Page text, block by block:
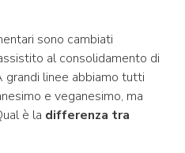
sono cambiati
al consolidamento di
grandi linee abbiamo tutti
e veganesimo, ma
è la differenza tra